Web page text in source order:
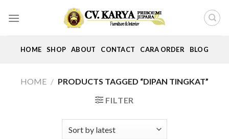
HOME SHOP ABOUT CONTACT CARA ORDER BLOG
HOME / PRODUCTS TAGGED “DIPAN TINGKAT”
FILTER